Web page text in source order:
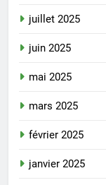
juillet 2025
juin 2025
mai 2025
mars 2025
février 2025
janvier 2025